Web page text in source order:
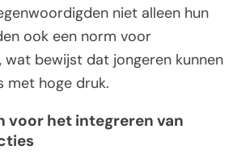
niet alleen hun
ook een norm voor
bewijst dat jongeren kunnen
met hoge druk.
voor het integreren van